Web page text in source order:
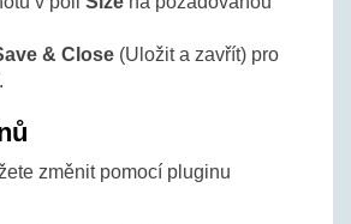
& Close (Uložit a zavřít) pro
změnit pomocí pluginu